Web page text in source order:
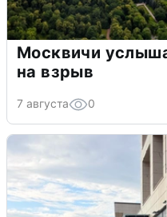
Москвичи
на взрыв
7 августа 0